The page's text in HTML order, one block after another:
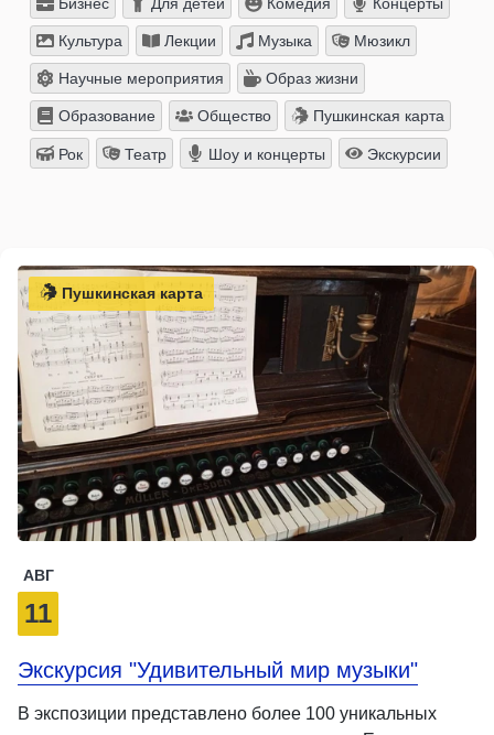
Культура Лекции Музыка Мюзикл
Научные мероприятия Образ жизни
Образование Общество Пушкинская карта
Рок Театр Шоу и концерты Экскурсии
Пушкинская карта
АВГ
11
Экскурсия "Удивительный мир музыки"
В экспозиции представлено более 100 уникальных